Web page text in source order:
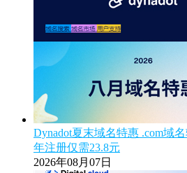
Dynadot夏末域名特惠 .com域
年注册仅需23.8元
2026年08月07日